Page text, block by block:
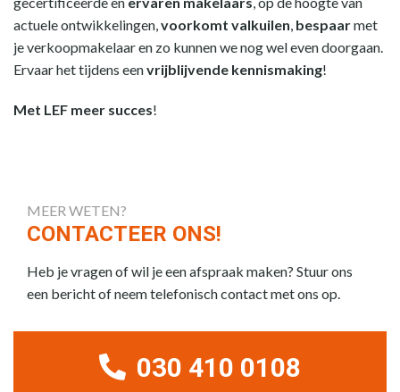
actuele ontwikkelingen,voorkomt valkuilen, bespaarmet
je verkoopmakelaar en zo kunnen we nog wel even doorgaan.
Ervaar het tijdens eenvrijblijvende kennismaking!
Met LEF meer succes!
MEER WETEN?
CONTACTEER ONS!
Heb je vragen of wil je een afspraak maken? Stuur ons
een bericht of neem telefonisch contact met ons op.
030 410 0108